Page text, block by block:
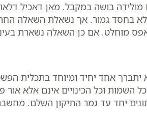
בושה במקבל. מאן דאכיל
בחסד גמור. אך נשאלת השאלה
מוחלט. אם כן השאלה נשארת
אחד יחיד ומיוחד בתכלית
השמות וכל הכינויים אינם אלא
יחד עד גמר התיקון השלם.